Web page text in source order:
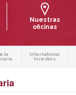
Nuestras
oficinas
la
International
Investors